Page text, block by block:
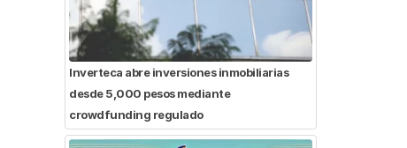
Inverteca abre inversiones inmobiliarias
desde 5,000 pesos mediante
crowdfunding regulado